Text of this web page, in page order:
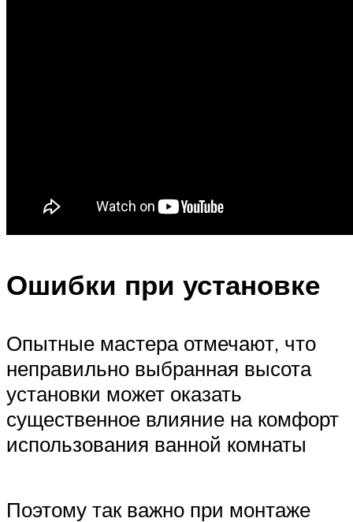
Ошибки при установке
Опытные мастера отмечают, что
неправильно выбранная высота
установки может оказать
существенное влияние на комфорт
использования ванной комнаты
Поэтому так важно при монтаже